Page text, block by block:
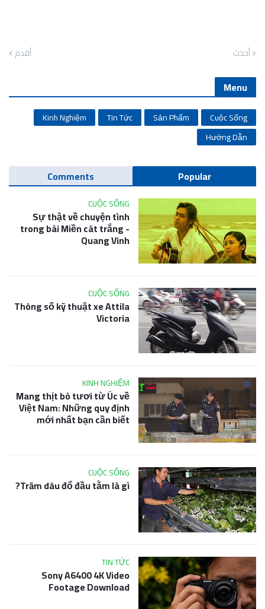
أحدث أقدم
Menu
Cuộc Sống
Sản Phẩm
Tin Tức
Kinh Nghiệm
Hướng Dẫn
Popular
Comments
CUỘC SỐNG
Sự thật về chuyện tình
trong bài Miền cát trắng -
Quang Vinh
CUỘC SỐNG
Thông số kỹ thuật xe Attila
Victoria
KINH NGHIỆM
Mang thịt bò tươi từ Úc về
Việt Nam: Những quy định
mới nhất bạn cần biết
CUỘC SỐNG
Trăm dâu đổ đầu tằm là gì?
TIN TỨC
Sony A6400 4K Video
Footage Download